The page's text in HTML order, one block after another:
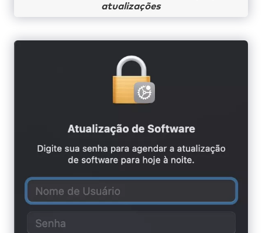
atualizações